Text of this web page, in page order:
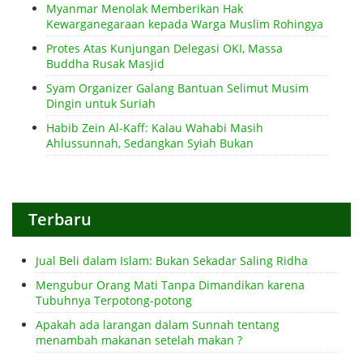
Myanmar Menolak Memberikan Hak
Kewarganegaraan kepada Warga Muslim Rohingya
Protes Atas Kunjungan Delegasi OKI, Massa
Buddha Rusak Masjid
Syam Organizer Galang Bantuan Selimut Musim
Dingin untuk Suriah
Habib Zein Al-Kaff: Kalau Wahabi Masih
Ahlussunnah, Sedangkan Syiah Bukan
Terbaru
Jual Beli dalam Islam: Bukan Sekadar Saling Ridha
Mengubur Orang Mati Tanpa Dimandikan karena
Tubuhnya Terpotong-potong
Apakah ada larangan dalam Sunnah tentang
menambah makanan setelah makan ?